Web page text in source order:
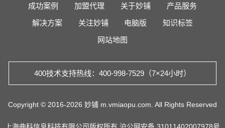
成功案例 加盟代理 关于妙铺
产品服务
解决方案
关注妙铺 电脑版
知识标签
网站地图
400技术支持热线：400-998-7529（7×24小时）
Copyright © 2016-2026 妙铺 m.vmiaopu.com. All Rights Reserved